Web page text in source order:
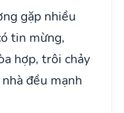
gặp nhiều
tin mừng,
hợp, trôi chảy
đều mạnh